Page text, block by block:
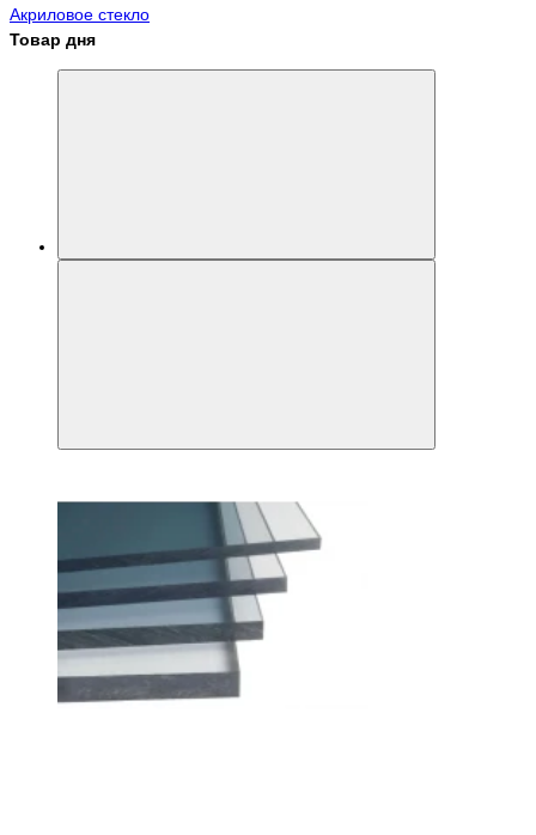
Акриловое стекло
Товар дня